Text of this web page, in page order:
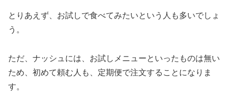
とりあえず、お試しで食べてみたいという人も多いでしょ
う。
ただ、ナッシュには、お試しメニューといったものは無い
ため、初めて頼む人も、定期便で注文することになりま
す。